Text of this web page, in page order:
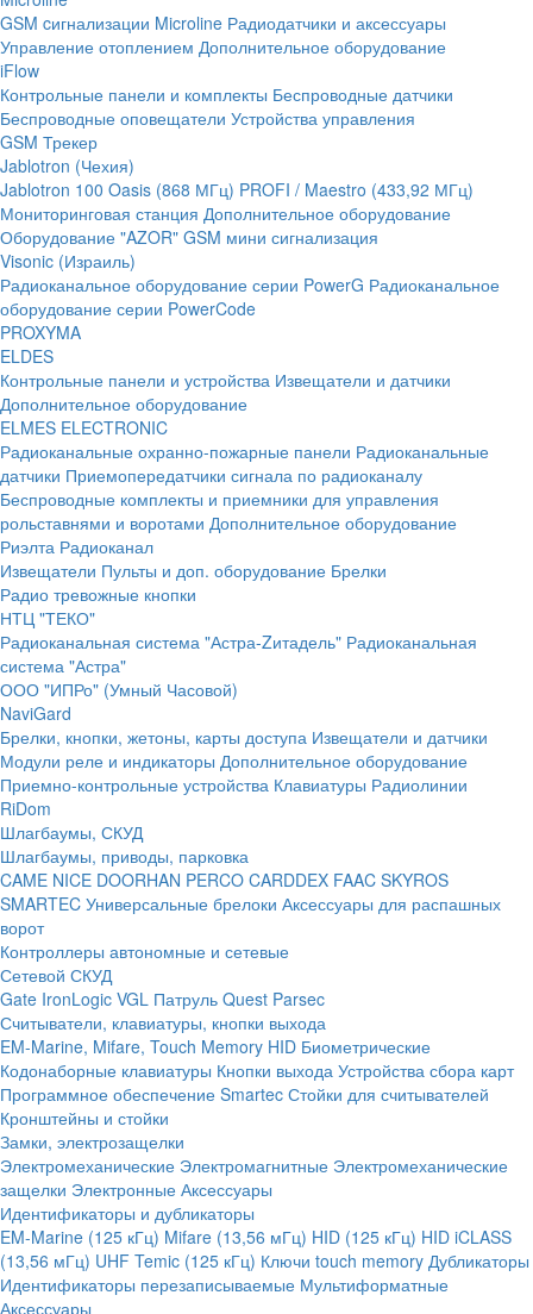
GSM cигнализации Microline Радиодатчики и аксессуары
Управление отоплением Дополнительное оборудование
iFlow
Контрольные панели и комплекты Беспроводные датчики
Беспроводные оповещатели Устройства управления
GSM Трекер
Jablotron (Чехия)
Jablotron 100 Oasis (868 МГц) PROFI / Maestro (433,92 МГц)
Мониторинговая станция Дополнительное оборудование
Оборудование "AZOR" GSM мини сигнализация
Visonic (Израиль)
Радиоканальное оборудование серии PowerG Радиоканальное
оборудование серии PowerCode
PROXYMA
ELDES
Контрольные панели и устройства Извещатели и датчики
Дополнительное оборудование
ELMES ELECTRONIC
Радиоканальные охранно-пожарные панели Радиоканальные
датчики Приемопередатчики сигнала по радиоканалу
Беспроводные комплекты и приемники для управления
рольставнями и воротами Дополнительное оборудование
Риэлта Радиоканал
Извещатели Пульты и доп. оборудование Брелки
Радио тревожные кнопки
НТЦ "ТЕКО"
Радиоканальная система "Астра-Zитадель" Радиоканальная
система "Астра"
ООО "ИПРо" (Умный Часовой)
NaviGard
Брелки, кнопки, жетоны, карты доступа Извещатели и датчики
Модули реле и индикаторы Дополнительное оборудование
Приемно-контрольные устройства Клавиатуры Радиолинии
RiDom
Шлагбаумы, СКУД
Шлагбаумы, приводы, парковка
CAME NICE DOORHAN PERCO CARDDEX FAAC SKYROS
SMARTEC Универсальные брелоки Аксессуары для распашных
ворот
Контроллеры автономные и сетевые
Сетевой СКУД
Gate IronLogic VGL Патруль Quest Parsec
Считыватели, клавиатуры, кнопки выхода
EM-Marine, Mifare, Touch Memory HID Биометрические
Кодонаборные клавиатуры Кнопки выхода Устройства сбора карт
Программное обеспечение Smartec Стойки для считывателей
Кронштейны и стойки
Замки, электрозащелки
Электромеханические Электромагнитные Электромеханические
защелки Электронные Аксессуары
Идентификаторы и дубликаторы
EM-Marine (125 кГц) Mifare (13,56 мГц) HID (125 кГц) HID iCLASS
(13,56 мГц) UHF Temic (125 кГц) Ключи touch memory Дубликаторы
Идентификаторы перезаписываемые Мультиформатные
Аксессуары